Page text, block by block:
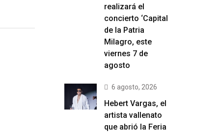
realizará el
concierto ‘Capital
de la Patria
Milagro, este
viernes 7 de
agosto
6 agosto, 2026
Hebert Vargas, el
artista vallenato
que abrió la Feria